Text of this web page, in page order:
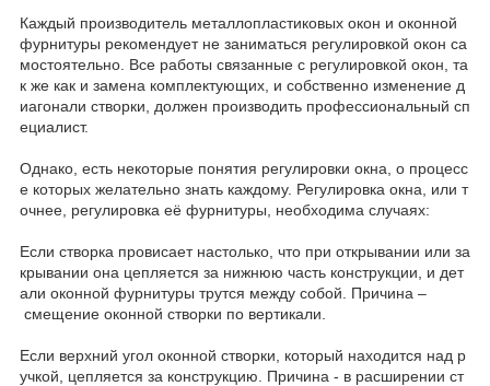
Каждый производитель металлопластиковых окон и оконной
фурнитуры рекомендует не заниматься регулировкой окон са
мостоятельно. Все работы связанные с регулировкой окон, та
к же как и замена комплектующих, и собственно изменение д
иагонали створки, должен производить профессиональный сп
ециалист.
Однако, есть некоторые понятия регулировки окна, о процесс
е которых желательно знать каждому. Регулировка окна, или т
очнее, регулировка её фурнитуры, необходима случаях:
Если створка провисает настолько, что при открывании или за
крывании она цепляется за нижнюю часть конструкции, и дет
али оконной фурнитуры трутся между собой. Причина –
смещение оконной створки по вертикали.
Если верхний угол оконной створки, который находится над р
учкой, цепляется за конструкцию. Причина - в расширении ст